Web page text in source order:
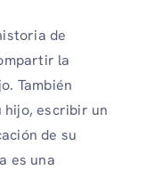
de
la
También
hijo, escribir un
de su
es una